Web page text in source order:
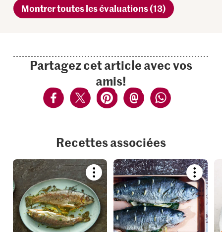
Montrer toutes les évaluations (13)
Partagez cet article avec vos
amis!
Recettes associées
Bookmark
recipe
or
add
it
to
your
collections.
recipe
or
add
to
your